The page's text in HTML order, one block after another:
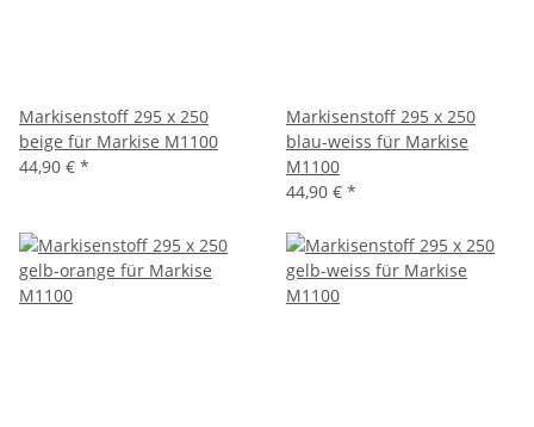
Markisenstoff 295 x 250
beige für Markise M1100
44,90 € *
Markisenstoff 295 x 250
blau-weiss für Markise
M1100
44,90 € *